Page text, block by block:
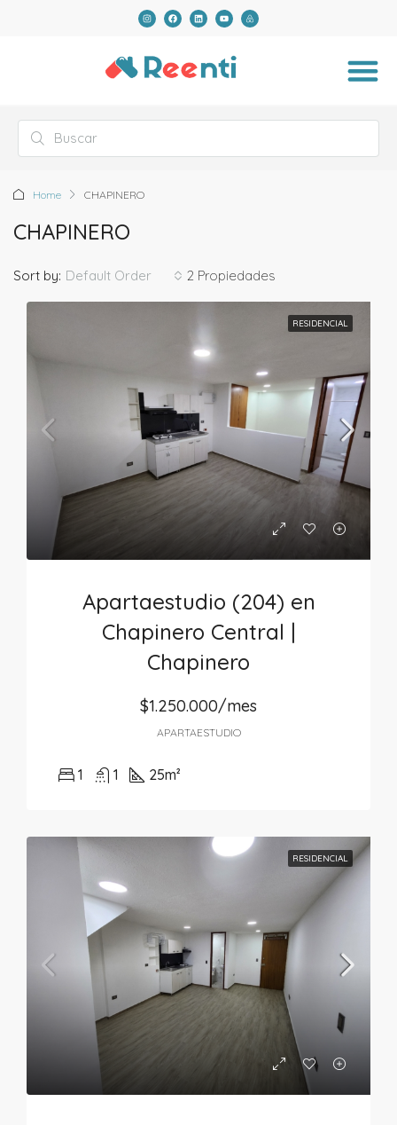
Home CHAPINERO
CHAPINERO
2 Propiedades
Sort by: Default Order
RESIDENCIAL
Apartaestudio (204) en
Chapinero Central |
Chapinero
$1.250.000/mes
APARTAESTUDIO
1 1 25m²
RESIDENCIAL